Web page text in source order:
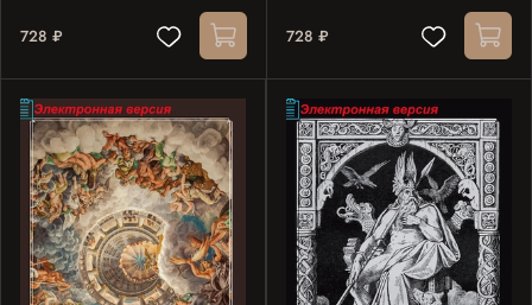
728 ₽ 728 ₽